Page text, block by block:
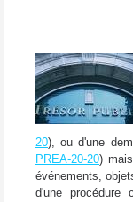
20), ou d'une
PREA-20-20)
événements,
d'une procédure